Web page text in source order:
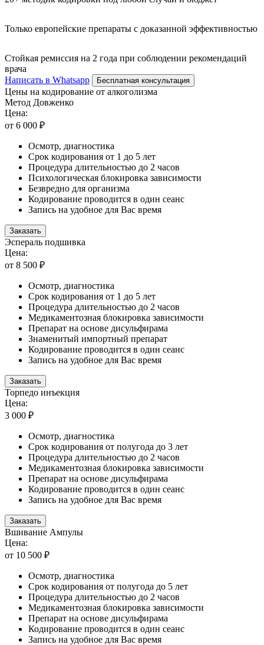
Только европейские препараты с доказанной эффективностью
Стойкая ремиссия на 2 года при соблюдении рекомендаций
врача
Написать в Whatsapp
Бесплатная консультация
Цены на кодирование от алкоголизма
Метод Довженко
Цена:
от 6 000 ₽
Осмотр, диагностика
Срок кодирования от 1 до 5 лет
Процедура длительностью до 2 часов
Психологическая блокировка зависимости
Безвредно для организма
Кодирование проводится в один сеанс
Запись на удобное для Вас время
Заказать
Эспераль подшивка
Цена:
от 8 500 ₽
Осмотр, диагностика
Срок кодирования от 1 до 5 лет
Процедура длительностью до 2 часов
Медикаментозная блокировка зависимости
Препарат на основе дисульфирама
Знаменитый импортный препарат
Кодирование проводится в один сеанс
Запись на удобное для Вас время
Заказать
Торпедо инъекция
Цена:
3 000 ₽
Осмотр, диагностика
Срок кодирования от полугода до 3 лет
Процедура длительностью до 2 часов
Медикаментозная блокировка зависимости
Препарат на основе дисульфирама
Кодирование проводится в один сеанс
Запись на удобное для Вас время
Заказать
Вшивание Ампулы
Цена:
от 10 500 ₽
Осмотр, диагностика
Срок кодирования от полугода до 5 лет
Процедура длительностью до 2 часов
Медикаментозная блокировка зависимости
Препарат на основе дисульфирама
Кодирование проводится в один сеанс
Запись на удобное для Вас время